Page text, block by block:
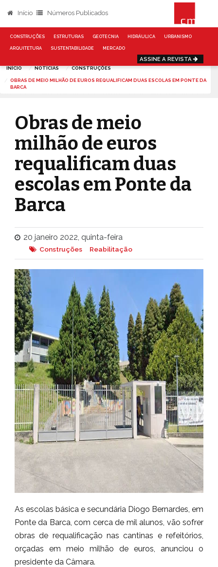
Início Números Publicados
CONSTRUÇÕES ESTRUTURAS GEOTECNIA HIDRÁULICA URBANISMO
ARQUITETURA SUSTENTABILIDADE MERCADO
ASSINE A REVISTA
INÍCIO NOTÍCIAS CONSTRUÇÕES
OBRAS DE MEIO MILHÃO DE EUROS REQUALIFICAM DUAS ESCOLAS EM PONTE DA
BARCA
Obras de meio
milhão de euros
requalificam duas
escolas em Ponte da
Barca
20 janeiro 2022, quinta-feira
Construções Reabilitação
As escolas básica e secundária Diogo Bernardes, em
Ponte da Barca, com cerca de mil alunos, vão sofrer
obras de requalificação nas cantinas e refeitórios,
orçadas em meio milhão de euros, anunciou o
presidente da Câmara.